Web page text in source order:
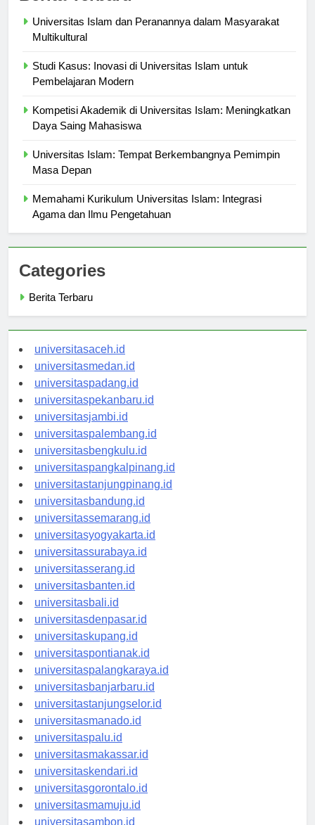
Universitas Islam dan Peranannya dalam Masyarakat
Studi Kasus: Inovasi di Universitas Islam untuk
Kompetisi Akademik di Universitas Islam: Meningkatkan
Universitas Islam: Tempat Berkembangnya Pemimpin
Memahami Kurikulum Universitas Islam: Integrasi
Categories
universitasaceh.id
universitasmedan.id
universitaspadang.id
universitaspekanbaru.id
universitasjambi.id
universitaspalembang.id
universitasbengkulu.id
universitaspangkalpinang.id
universitastanjungpinang.id
universitasbandung.id
universitassemarang.id
universitasyogyakarta.id
universitassurabaya.id
universitasserang.id
universitasbanten.id
universitasbali.id
universitasdenpasar.id
universitaskupang.id
universitaspontianak.id
universitaspalangkaraya.id
universitasbanjarbaru.id
universitastanjungselor.id
universitasmanado.id
universitaspalu.id
universitasmakassar.id
universitaskendari.id
universitasgorontalo.id
universitasmamuju.id